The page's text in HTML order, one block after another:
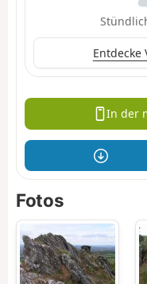
Entdecke
In der
Fotos